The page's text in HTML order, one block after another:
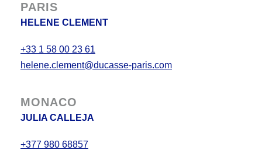
PARIS
HELENE CLEMENT
+33 1 58 00 23 61
helene.clement@ducasse-paris.com
MONACO
JULIA CALLEJA
+377 980 68857